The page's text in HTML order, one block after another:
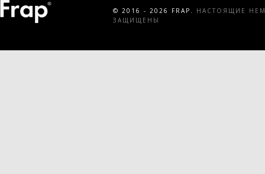
© 2016 - 2026 FRAP.
НАСТОЯЩИЕ
ЗАЩИЩЕНЫ